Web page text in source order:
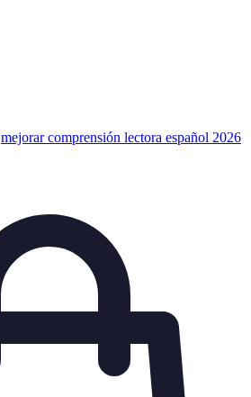
mejorar comprensión lectora español 2026